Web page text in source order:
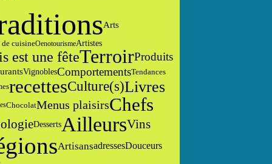
Arts
cuisineOenotourismeArtistes
est une fêteTerroirProduits
VignoblesComportementsTendances
recettesCulture(s)Livres
ChocolatMenus plaisirsChefs
DessertsAilleursVins
ArtisansadressesDouceurs